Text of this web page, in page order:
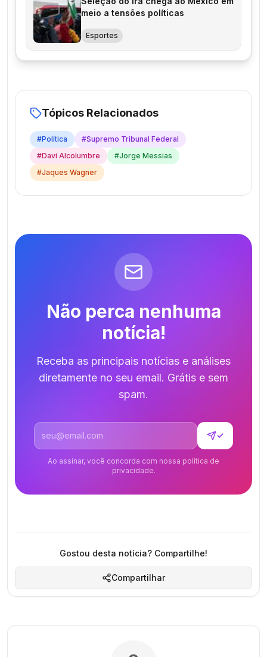
meio a tensões políticas
Esportes
Tópicos Relacionados
#Política #Supremo Tribunal Federal
#Davi Alcolumbre #Jorge Messias
#Jaques Wagner
Não perca nenhuma
notícia!
Receba as principais notícias e análises
diretamente no seu email. Grátis e sem
spam.
Endereço de email
✓
Ao assinar, você concorda com nossa política de
privacidade.
Gostou desta notícia? Compartilhe!
Compartilhar